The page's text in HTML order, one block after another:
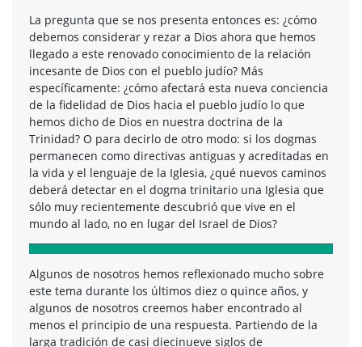
La pregunta que se nos presenta entonces es: ¿cómo
debemos considerar y rezar a Dios ahora que hemos
llegado a este renovado conocimiento de la relación
incesante de Dios con el pueblo judío? Más
específicamente: ¿cómo afectará esta nueva conciencia
de la fidelidad de Dios hacia el pueblo judío lo que
hemos dicho de Dios en nuestra doctrina de la
Trinidad? O para decirlo de otro modo: si los dogmas
permanecen como directivas antiguas y acreditadas en
la vida y el lenguaje de la Iglesia, ¿qué nuevos caminos
deberá detectar en el dogma trinitario una Iglesia que
sólo muy recientemente descubrió que vive en el
mundo al lado, no en lugar del Israel de Dios?
Algunos de nosotros hemos reflexionado mucho sobre
este tema durante los últimos diez o quince años, y
algunos de nosotros creemos haber encontrado al
menos el principio de una respuesta. Partiendo de la
larga tradición de casi diecinueve siglos de